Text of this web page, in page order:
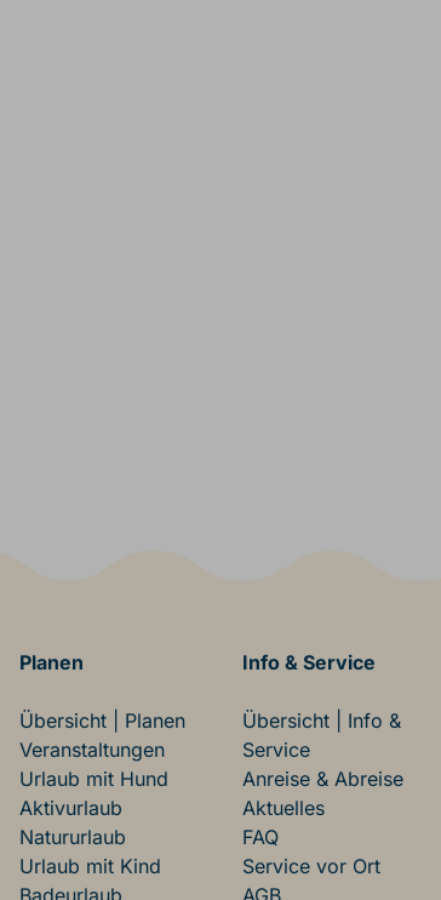
Planen
Übersicht | Planen
Veranstaltungen
Urlaub mit Hund
Aktivurlaub
Natururlaub
Urlaub mit Kind
Badeurlaub
Info & Service
Übersicht | Info &
Service
Anreise & Abreise
Aktuelles
FAQ
Service vor Ort
AGB